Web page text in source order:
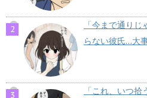
「今まで通り
らない彼氏…大
「これ、いつ